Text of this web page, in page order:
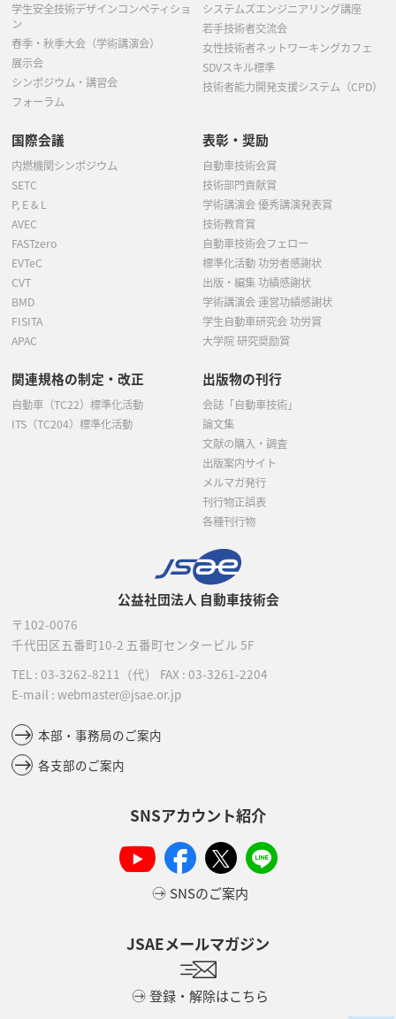
公益社団法人 自動車技術会
〒102-0076
千代田区五番町10-2 五番町センタービル 5F
TEL : 03-3262-8211 （代） FAX : 03-3261-2204
E-mail : webmaster@jsae.or.jp
本部・事務局のご案内
各支部のご案内
SNSアカウント紹介
SNSのご案内
JSAEメールマガジン
登録・解除はこちら
学生安全技術デザインコンペティショ
ン
春季・秋季大会（学術講演会）
展示会
シンポジウム・講習会
フォーラム
システムズエンジニアリング講座
若手技術者交流会
女性技術者ネットワーキングカフェ
SDVスキル標準
技術者能力開発支援システム（CPD）
国際会議
内燃機関シンポジウム
SETC
P, E & L
AVEC
FASTzero
EVTeC
CVT
BMD
FISITA
APAC
表彰・奨励
自動車技術会賞
技術部門貢献賞
学術講演会 優秀講演発表賞
技術教育賞
自動車技術会フェロー
標準化活動 功労者感謝状
出版・編集 功績感謝状
学術講演会 運営功績感謝状
学生自動車研究会 功労賞
大学院 研究奨励賞
関連規格の制定・改正
自動車（TC22）標準化活動
ITS（TC204）標準化活動
出版物の刊行
会誌「自動車技術」
論文集
文献の購入・調査
出版案内サイト
メルマガ発行
刊行物正誤表
各種刊行物